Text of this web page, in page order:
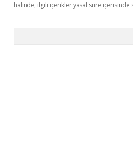
halinde, ilgili içerikler yasal süre içerisinde